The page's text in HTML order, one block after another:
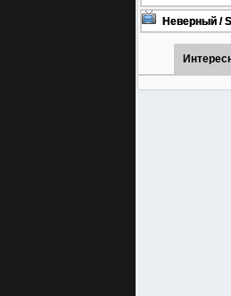
турецкий
онлайн на
Неверный /
Все серии
смотреть
русском языке